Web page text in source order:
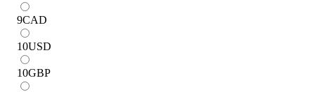
9CAD
10USD
10GBP